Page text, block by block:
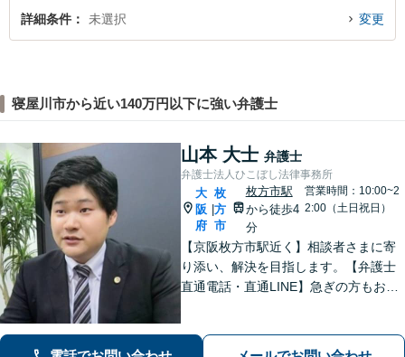
詳細条件 未選択 変更
寝屋川市から近い140万円以下に強い弁護士
山本 大士 弁護士
弁護士法人ひこぼし法律事務所
大
阪
府
|
枚
方
市
枚方市駅
から徒歩4
分
営業時間：10:00~2
2:00（土日祝日）
【京阪枚方市駅近く】相談者さまに寄
り添い、解決を目指します。【弁護士
直通電話・直通LINE】急ぎの方もお電
と対応で不安を取り除けるよう努めま